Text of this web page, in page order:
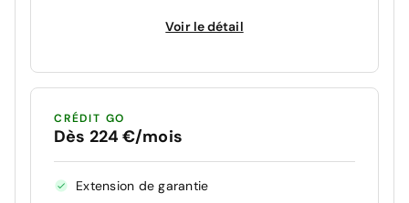
Voir le détail
CRÉDIT GO
Dès 224 €/mois
Extension de garantie